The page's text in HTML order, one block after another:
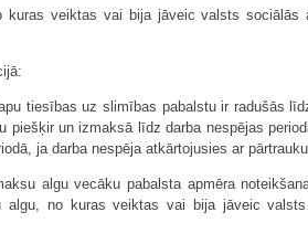
veiktas vai bija jāveic valsts sociālās
tiesības uz slimības pabalstu ir radušās
un izmaksā līdz darba nespējas
ja darba nespēja atkārtojusies ar
algu vecāku pabalsta apmēra
algu, no kuras veiktas vai bija jāveic